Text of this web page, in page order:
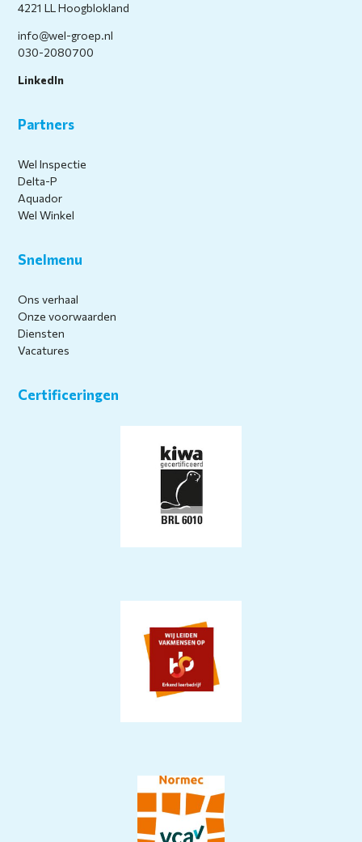
4221 LL Hoogblokland
info@wel-groep.nl
030-2080700
LinkedIn
Partners
Wel Inspectie
Delta-P
Aquador
Wel Winkel
Snelmenu
Ons verhaal
Onze voorwaarden
Diensten
Vacatures
Certificeringen